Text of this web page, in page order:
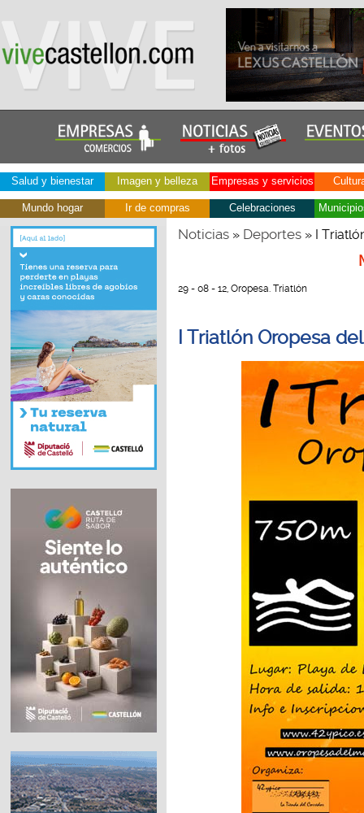
Salud y bienestar Imagen y belleza Empresas y servicios
Mundo hogar Ir de compras Celebraciones
Noticias» Deportes» I
29 - 08 - 12, Oropesa. Triatlón
I Triatlón Oropesa